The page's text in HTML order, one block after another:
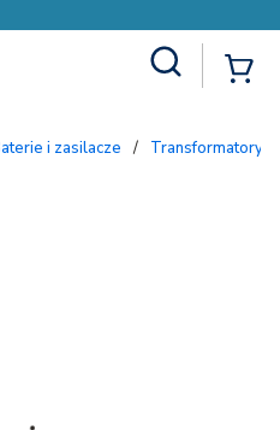
Baterie i zasilacze / Transformatory